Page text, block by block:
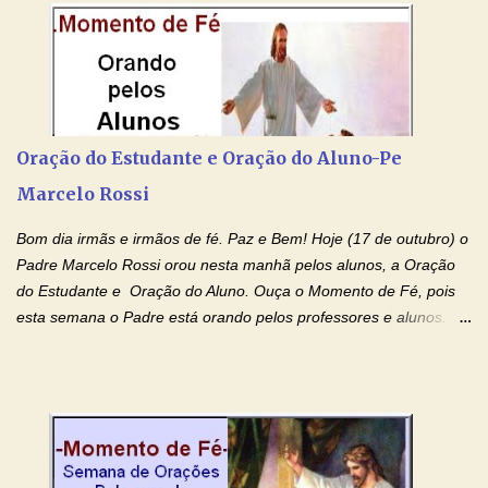
por estas valiosas orações. Tenham um lindo fim de semana na
paz de Jesus Cristo e no amor de Maria Santíssima. Adriana-
Devoção e Fé Clique para acessar: Facebook Padre Marcelo
Rossi Site Padre Marcelo Rossi (para ouvir o Momento de Fé)
Tocai, Cura! E Restaura! "Jesus, no poder de Seu Nome, peço
gerações, através de todas as raízes da minha árvore
genealógica. Que o Sangue de Jesus, purificador e vivificante,
Oração do Estudante e Oração do Aluno-Pe
Marcelo Rossi
Bom dia irmãs e irmãos de fé. Paz e Bem! Hoje (17 de outubro) o
Padre Marcelo Rossi orou nesta manhã pelos alunos, a Oração
do Estudante e Oração do Aluno. Ouça o Momento de Fé, pois
esta semana o Padre está orando pelos professores e alunos.
intelectualmente e espiritualmente para o dia da prova. Confie no
amor Ágape de Jesus e no amor materno de Nossa Senhora.
Fique com a paz de Jesus e o amor de Maria! Adriana-Devoção e